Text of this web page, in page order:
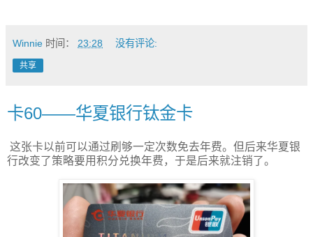
Winnie 时间： 23:28 没有评论:
共享
卡60——华夏银行钛金卡
这张卡以前可以通过刷够一定次数免去年费。但后来华夏银
行改变了策略要用积分兑换年费，于是后来就注销了。